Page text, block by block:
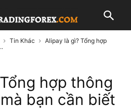
Tin Khác
Alipay là gì? Tổng hợp
hợp thông
bạn cần biết